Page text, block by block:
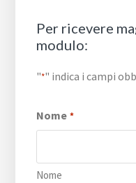
Per ricevere
modulo:
"*" indica i campi
Nome *
Nome